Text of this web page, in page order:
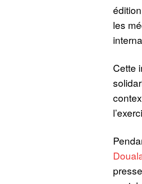
les
Cette